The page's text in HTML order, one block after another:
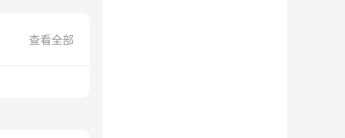
查看全部